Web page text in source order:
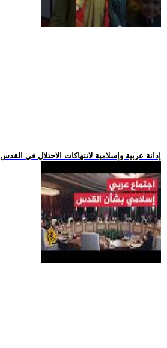
.. إدانة عربية وإسلامية لانتهاكات الاحتلال في القدس